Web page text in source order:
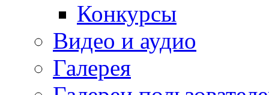
Конкурсы
Видео и аудио
Галерея